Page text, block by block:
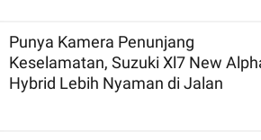
Punya Kamera Penunjang
Keselamatan, Suzuki Xl7 New
Hybrid Lebih Nyaman di Jalan